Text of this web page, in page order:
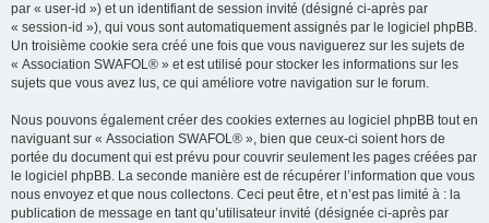
par « user-id ») et un identifiant de session invité (désigné ci-après par
« session-id »), qui vous sont automatiquement assignés par le logiciel phpBB.
Un troisième cookie sera créé une fois que vous naviguerez sur les sujets de
« Association SWAFOL® » et est utilisé pour stocker les informations sur les
sujets que vous avez lus, ce qui améliore votre navigation sur le forum.
Nous pouvons également créer des cookies externes au logiciel phpBB tout en
naviguant sur « Association SWAFOL® », bien que ceux-ci soient hors de
portée du document qui est prévu pour couvrir seulement les pages créées par
le logiciel phpBB. La seconde manière est de récupérer l’information que vous
nous envoyez et que nous collectons. Ceci peut être, et n’est pas limité à : la
publication de message en tant qu’utilisateur invité (désignée ci-après par